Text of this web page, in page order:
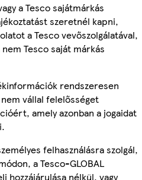
a Tesco sajátmárkás
szeretnél kapni,
a Tesco vevőszolgálatával,
Tesco saját márkás
rendszeresen
vállal felelősséget
amely azonban a jogaidat
felhasználásra szolgál,
a Tesco-GLOBAL
hozzájárulása nélkül, vagy